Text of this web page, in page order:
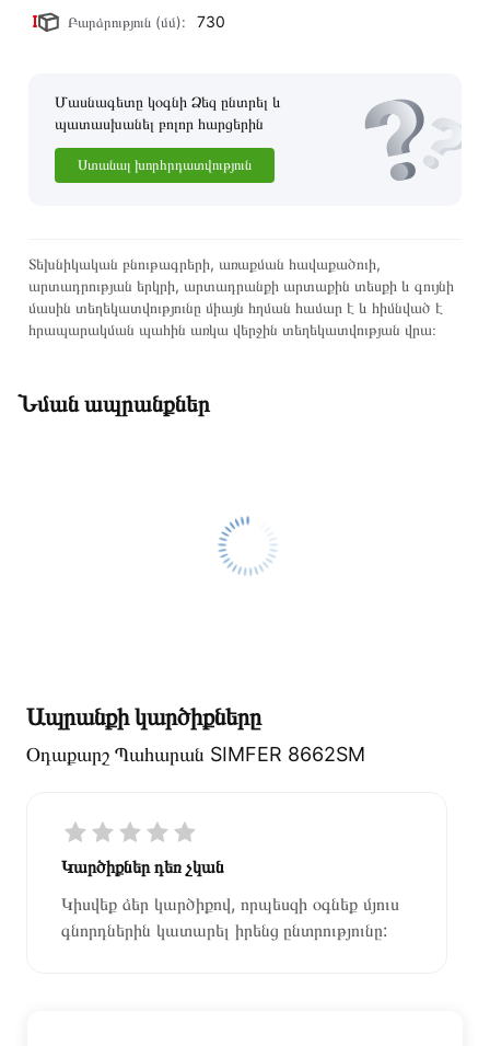
Բարձրություն (մմ): 730
Մասնագետը կօգնի Ձեզ ընտրել և
պատասխանել բոլոր հարցերին
Ստանալ խորհրդատվություն
Տեխնիկական բնութագրերի, առաքման հավաքածուի,
արտադրության երկրի, արտադրանքի արտաքին տեսքի և գույնի
մասին տեղեկատվությունը միայն հղման համար է և հիմնված է
հրապարակման պահին առկա վերջին տեղեկատվության վրա։
Նման ապրանքներ
Ապրանքի կարծիքները
Օդաքարշ Պահարան SIMFER 8662SM
Կարծիքներ դեռ չկան
Կիսվեք ձեր կարծիքով, որպեսզի օգնեք մյուս
գնորդներին կատարել իրենց ընտրությունը: